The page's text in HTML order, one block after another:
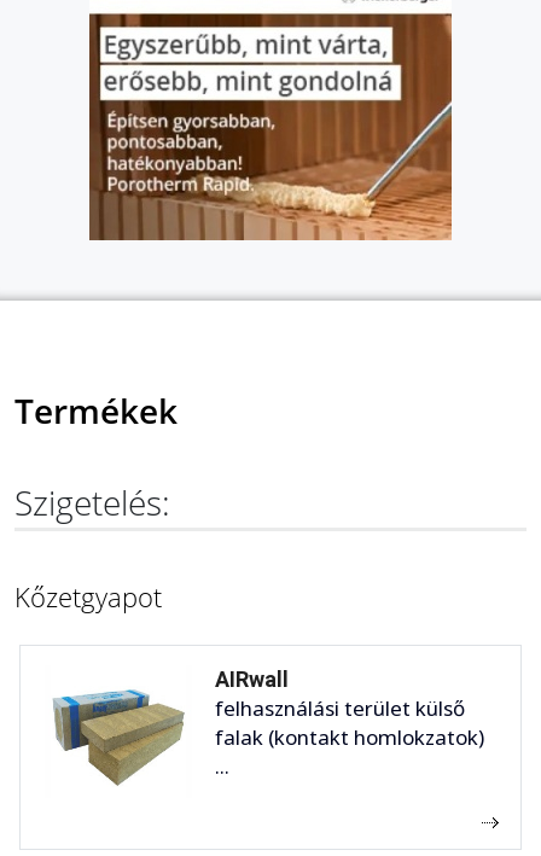
Termékek
Szigetelés:
Kőzetgyapot
AIRwall
felhasználási terület külső
falak (kontakt homlokzatok)
...